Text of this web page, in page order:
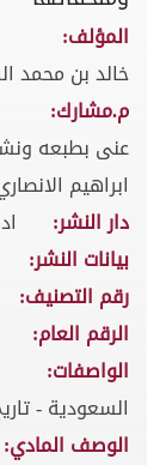
المؤلف:
خالد بن محمد
م.مشارك:
عنى بطبعه
ابراهيم
دار النشر:
بيانات النشر:
رقم التصنيف:
الرقم العام:
الواصفات:
السعودية -
الوصف المادي: